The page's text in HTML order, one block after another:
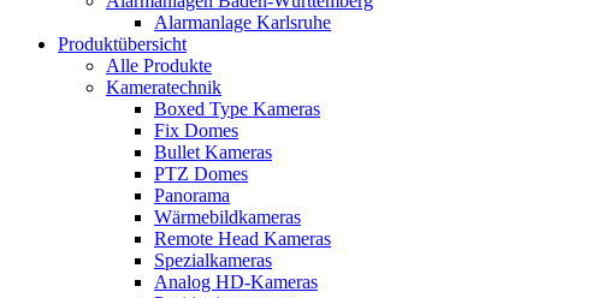
Alarmanlage Karlsruhe
Produktübersicht
Alle Produkte
Kameratechnik
Boxed Type Kameras
Fix Domes
Bullet Kameras
PTZ Domes
Panorama
Wärmebildkameras
Remote Head Kameras
Spezialkameras
Analog HD-Kameras